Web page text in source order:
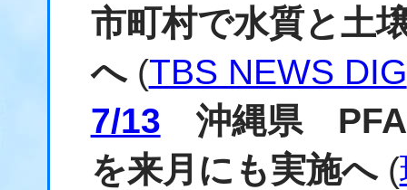
市町村で水質と土
へ(TBS NEWS DIG
7/13 沖縄県
を来月にも実施へ(